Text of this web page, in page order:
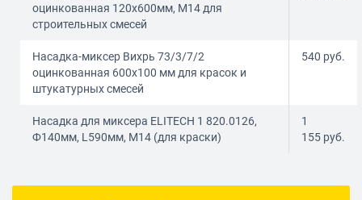
оцинкованная 120х600мм, М14 для
строительных смесей
Насадка-миксер Вихрь 73/3/7/2
оцинкованная 600х100 мм для красок и
штукатурных смесей
540 руб.
Насадка для миксера ELITECH 1 820.0126,
Ф140мм, L590мм, М14 (для краски)
1
155 руб.